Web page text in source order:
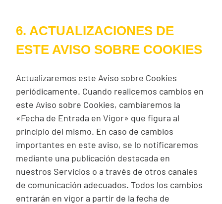
6. ACTUALIZACIONES DE
ESTE AVISO SOBRE COOKIES
Actualizaremos este Aviso sobre Cookies
periódicamente. Cuando realicemos cambios en
este Aviso sobre Cookies, cambiaremos la
«Fecha de Entrada en Vigor» que figura al
principio del mismo. En caso de cambios
importantes en este aviso, se lo notificaremos
mediante una publicación destacada en
nuestros Servicios o a través de otros canales
de comunicación adecuados. Todos los cambios
entrarán en vigor a partir de la fecha de